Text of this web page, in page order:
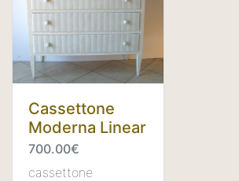
Cassettone
Moderna Linear
700.00€
cassettone